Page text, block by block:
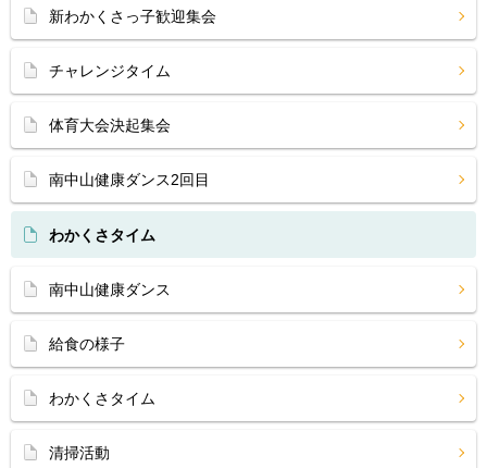
新わかくさっ子歓迎集会
チャレンジタイム
体育大会決起集会
南中山健康ダンス2回目
わかくさタイム
南中山健康ダンス
給食の様子
わかくさタイム
清掃活動